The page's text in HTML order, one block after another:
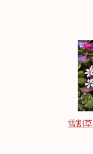
雪割